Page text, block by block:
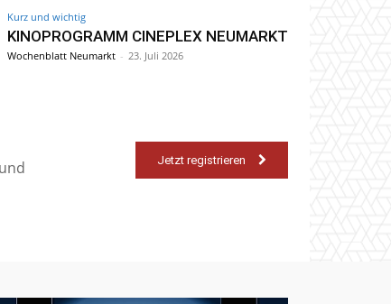
Kurz und wichtig
KINOPROGRAMM CINEPLEX NEUMARKT
Wochenblatt Neumarkt - 23. Juli 2026
Jetzt registrieren